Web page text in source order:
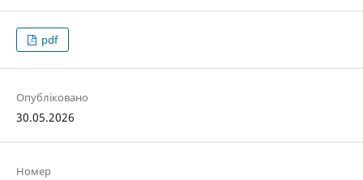
pdf
Опубліковано
30.05.2026
Номер